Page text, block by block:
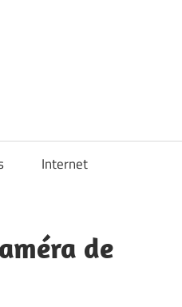
Internet
de